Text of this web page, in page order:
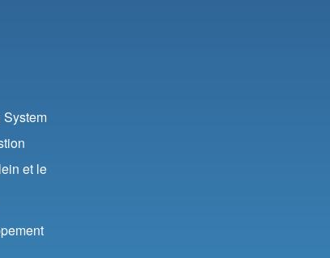
System
et le